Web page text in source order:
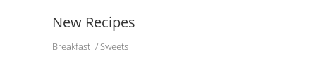
New Recipes
Breakfast Sweets